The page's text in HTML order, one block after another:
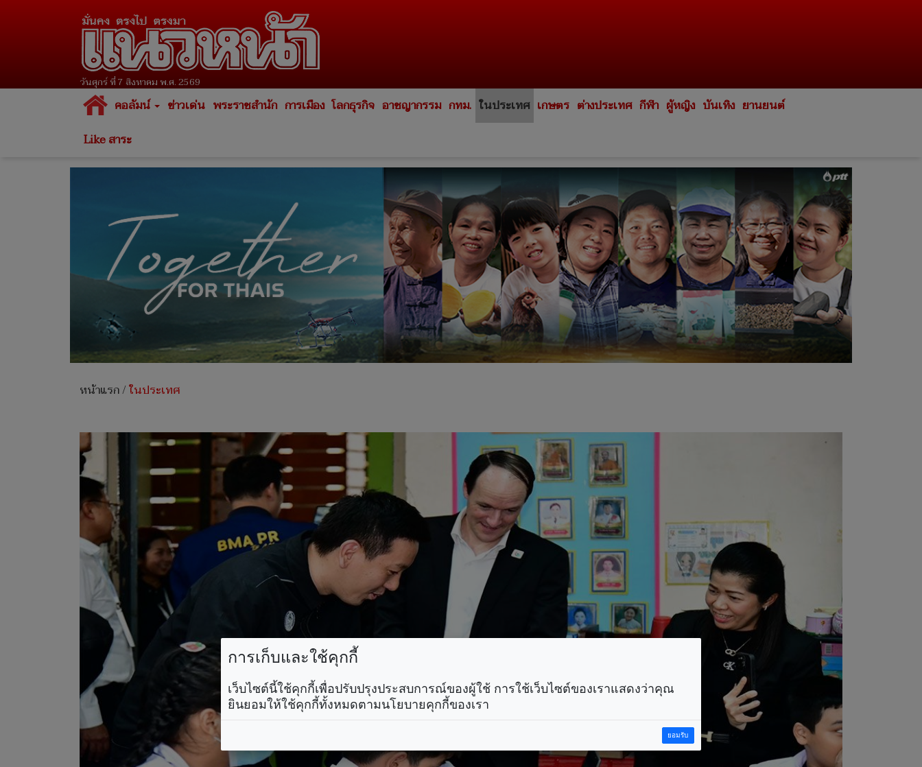
วันศุกร์ ที่ 7 สิงหาคม พ.ศ. 2569
คอลัมน์ ข่าวเด่น พระราชสำนัก การเมือง โลกธุรกิจ อาชญากรรม กทม. ในประเทศ เกษตร ต่างประเทศ กีฬา ผู้หญิง บันเทิง ยานยนต์
Like สาระ
หน้าแรก/ในประเทศ
การเก็บและใช้คุกกี้
เว็บไซต์นี้ใช้คุกกี้เพื่อปรับปรุงประสบการณ์ของผู้ใช้ การใช้เว็บไซต์ของเราแสดงว่าคุณ
ยินยอมให้ใช้คุกกี้ทั้งหมดตามนโยบายคุกกี้ของเรา
ยอมรับ